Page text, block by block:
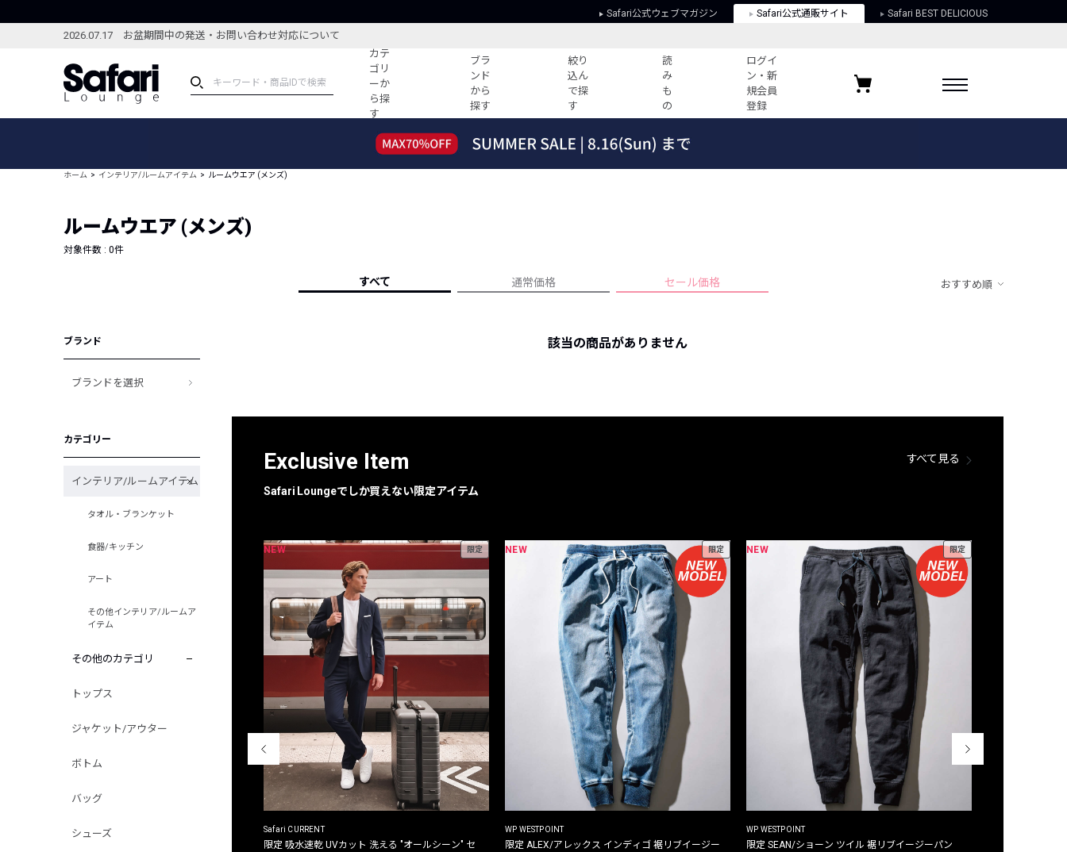
Safari公式ウェブマガジン Safari公式通販サイト Safari BEST DELICIOUS
2026.07.17 お盆期間中の発送・お問い合わせ対応について
カテ
ゴリ
ーか
ら探
す
ブラ
ンド
から
探す
絞り
込ん
で探
す
読
み
も
の
ログイ
ン・新
規会員
登録
ブランドから探す
新着アイテム
編集部のおすすめアイテム
特集記事
すべての記事
人気記事ランキング
フォーカスブランド
プライバシーポリシー
お気に入りブランド
ホーム インテリア/ルームアイテム ルームウエア (メンズ)
ルームウエア (メンズ)
対象件数 : 0件
すべて 通常価格 セール価格 おすすめ順
ブランド
ブランドを選択
カテゴリー
インテリア/ルームアイテム
タオル・ブランケット
食器/キッチン
アート
その他インテリア/ルームア
イテム
その他のカテゴリ
トップス
ジャケット/アウター
ボトム
バッグ
シューズ
該当の商品がありません
Exclusive Item
Safari Loungeでしか買えない限定アイテム
すべて見る
NEW 限定
Safari CURRENT
限定 吸水速乾 UVカット 洗える "オールシーン" セ
NEW 限定
WP WESTPOINT
限定 ALEX/アレックス インディゴ 裾リブイージー
NEW 限定
WP WESTPOINT
限定 SEAN/ショーン ツイル 裾リブイージーパン